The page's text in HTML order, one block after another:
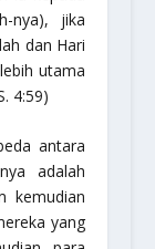
nya), jika
dan Hari
utama
4:59)
antara
adalah
kemudian
yang